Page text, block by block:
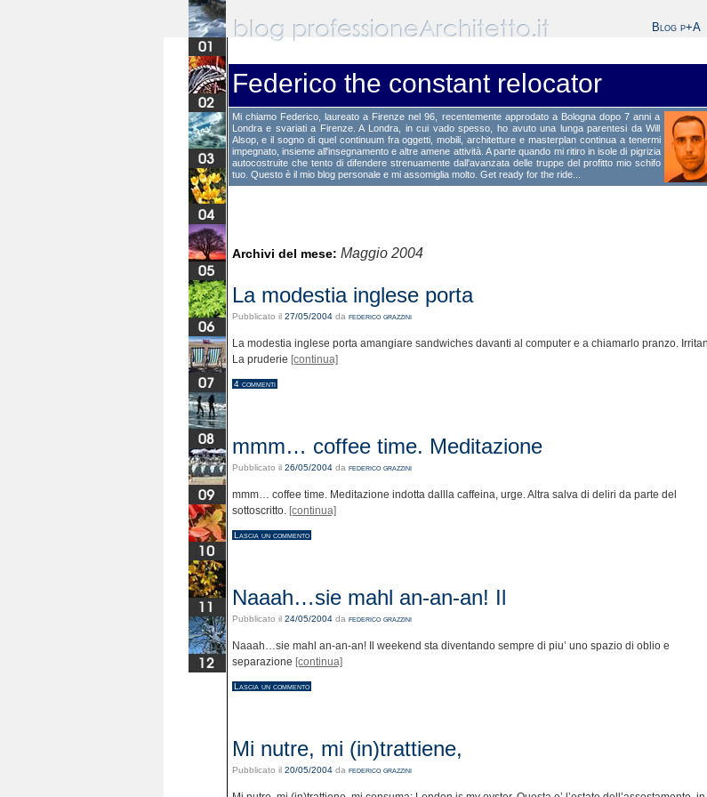
Federico the constant relocator
Blog p+A
Archivi del mese: Maggio 2004
La modestia inglese porta
Pubblicato il 27/05/2004 da federico grazzini
La modestia inglese porta amangiare sandwiches davanti al computer e a chiamarlo pranzo.
La pruderie [continua]
4 commenti
mmm… coffee time. Meditazione
Pubblicato il 26/05/2004 da federico grazzini
mmm… coffee time. Meditazione indotta dallla caffeina, urge. Altra salva di deliri da parte del
sottoscritto. [continua]
Lascia un commento
Naaah…sie mahl an-an-an! Il
Pubblicato il 24/05/2004 da federico grazzini
Naaah…sie mahl an-an-an! Il weekend sta diventando sempre di piu’ uno spazio di oblio e
separazione [continua]
Lascia un commento
Mi nutre, mi (in)trattiene,
Pubblicato il 20/05/2004 da federico grazzini
Mi chiamo Federico, laureato a Firenze nel 96, recentemente approdato a Bologna dopo 7 anni a
Londra e svariati a Firenze. A Londra, in cui vado spesso, ho avuto una lunga parentesi da Will
Alsop, e il sogno di quel continuum fra oggetti, mobili, architetture e masterplan continua a tenermi
impegnato, insieme all'insegnamento e altre amene attività. A parte quando mi ritiro in isole di pigrizia
autocostruite che tento di difendere strenuamente dall'avanzata delle truppe del profitto mio schifo
tuo. Questo è il mio blog personale e mi assomiglia molto. Get ready for the ride...